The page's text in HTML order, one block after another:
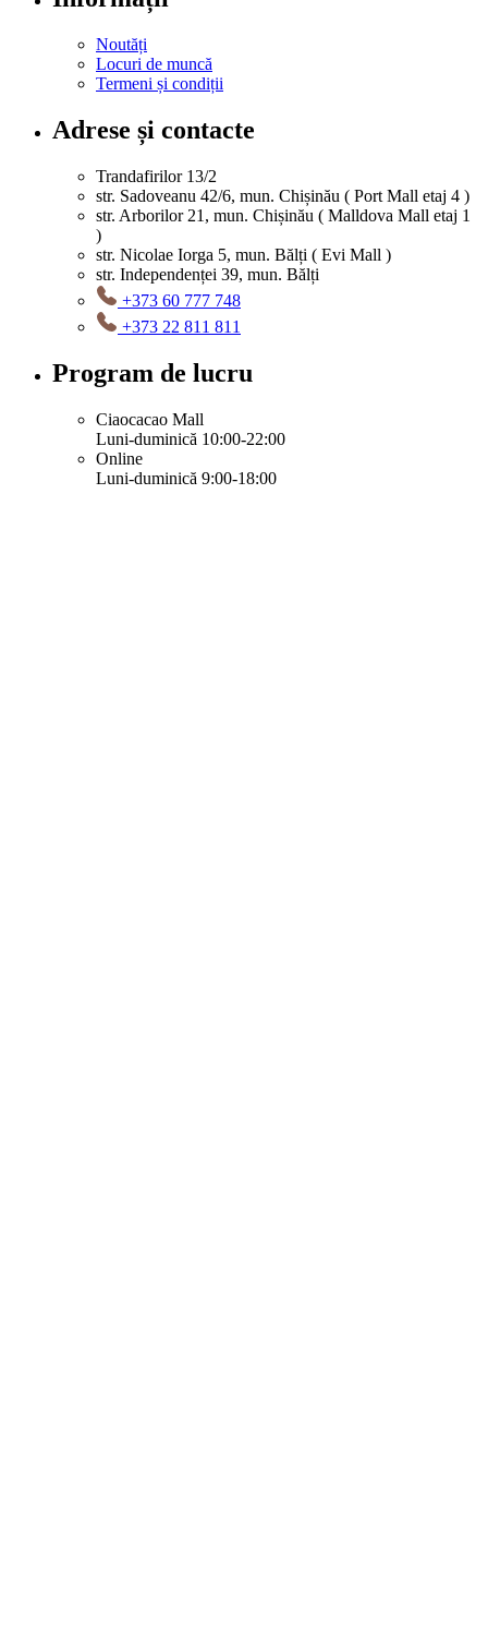
Noutăți
Locuri de muncă
Termeni și condiții
Adrese și contacte
Trandafirilor 13/2
str. Sadoveanu 42/6, mun. Chișinău ( Port Mall etaj 4 )
str. Arborilor 21, mun. Chișinău ( Malldova Mall etaj 1
)
str. Nicolae Iorga 5, mun. Bălți ( Evi Mall )
str. Independenței 39, mun. Bălți
+373 60 777 748
+373 22 811 811
Program de lucru
Ciaocacao Mall
Luni-duminică 10:00-22:00
Online
Luni-duminică 9:00-18:00